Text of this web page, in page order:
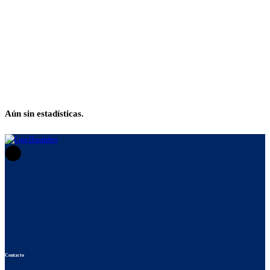
Aún sin estadísticas.
Contacto